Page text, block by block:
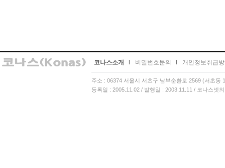
코나스소개 비밀번호문의 개인정보취급
주소 : 06374 서울시 서초구 남부순환로 2569 (서초
등록일 : 2005.11.02 / 발행일 : 2003.11.11 / 코나스넷